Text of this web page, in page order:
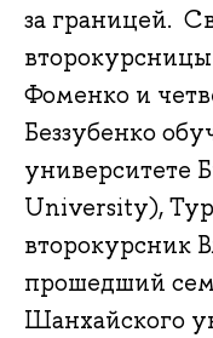
за границей.
Фоменко и
Беззубенко
университете
University),
второкурсник
прошедший
Шанхайского